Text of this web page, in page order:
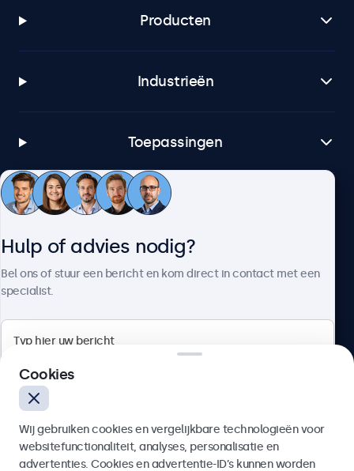
Producten
Industrieën
Toepassingen
Klantenservice
4.8/5 door 5000+ bedrijven
Nederlands
Hulp of advies nodig?
Bel ons of stuur een bericht en kom direct in contact met een
specialist.
Cookies
Wij gebruiken cookies en vergelijkbare technologieën voor
websitefunctionaliteit, analyses, personalisatie en
advertenties. Cookies en advertentie-ID’s kunnen worden